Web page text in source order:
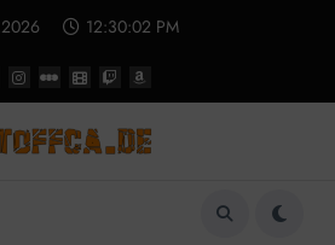
12:30:02 PM